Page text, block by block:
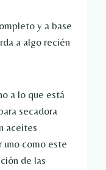
y a base
a algo recién
a lo que está
secadora
aceites
uno como este
de las